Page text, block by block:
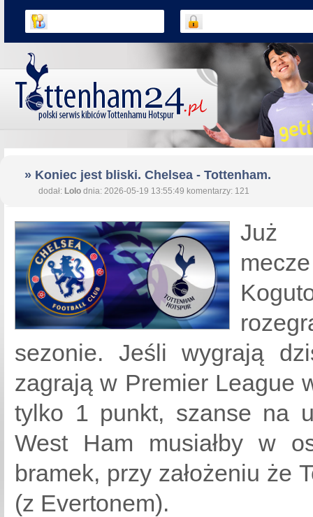
» Koniec jest bliski. Chelsea - Tottenham.
dodał: Lolo dnia: 2026-05-19 13:55:49 komentarzy: 121
Już
sezonie. Jeśli wygrają
zagrają w Premier League
tylko 1 punkt, szanse na
West Ham musiałby w
bramek, przy założeniu że
(z Evertonem).